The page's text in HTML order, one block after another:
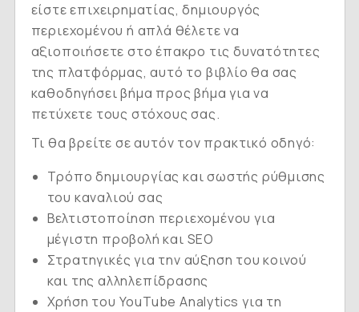
είστε επιχειρηματίας, δημιουργός
περιεχομένου ή απλά θέλετε να
αξιοποιήσετε στο έπακρο τις δυνατότητες
της πλατφόρμας, αυτό το βιβλίο θα σας
καθοδηγήσει βήμα προς βήμα για να
πετύχετε τους στόχους σας.
Τι θα βρείτε σε αυτόν τον πρακτικό οδηγό:
Τρόπο δημιουργίας και σωστής ρύθμισης
του καναλιού σας
Βελτιστοποίηση περιεχομένου για
μέγιστη προβολή και SEO
Στρατηγικές για την αύξηση του κοινού
και της αλληλεπίδρασης
Χρήση του YouTube Analytics για τη